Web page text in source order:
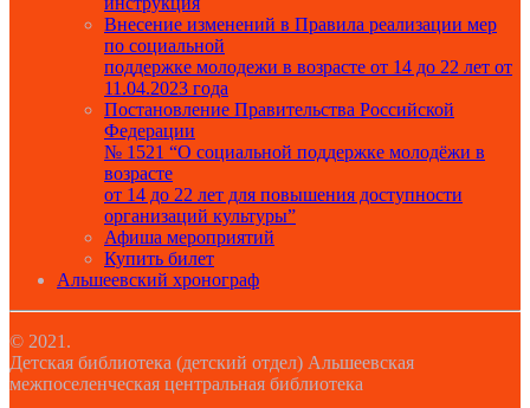
Внесение изменений в Правила реализации мер
по социальной
поддержке молодежи в возрасте от 14 до 22 лет от
11.04.2023 года
Постановление Правительства Российской
Федерации
№ 1521 “О социальной поддержке молодёжи в
возрасте
от 14 до 22 лет для повышения доступности
организаций культуры”
Афиша мероприятий
Купить билет
Альшеевский хронограф
© 2021.
Детская библиотека (детский отдел) Альшеевская
межпоселенческая центральная библиотека